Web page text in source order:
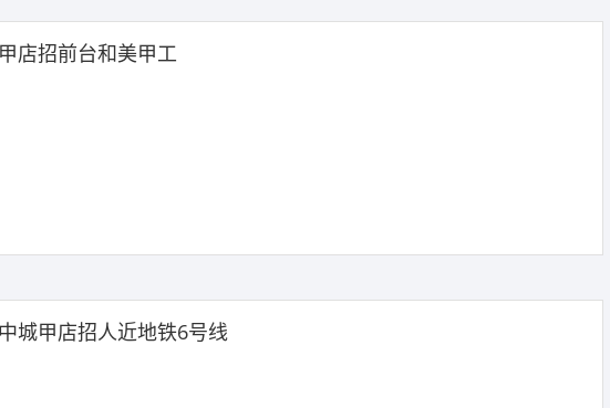
店招前台和美甲工
城甲店招人近地铁6号线